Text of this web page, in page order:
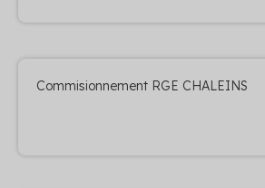
Commisionnement RGE CHALEINS